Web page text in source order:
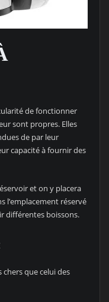
de fonctionner
sont propres. Elles
de par leur
capacité à fournir des
et on y placera
l’emplacement réservé
différentes boissons.
que celui des